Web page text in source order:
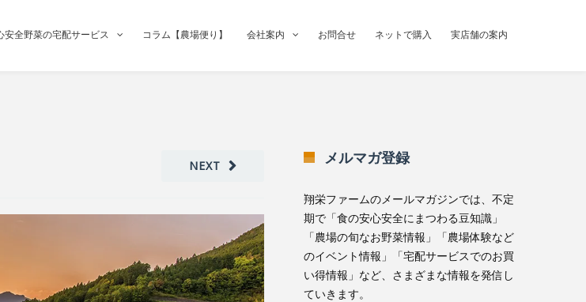
安全野菜の宅配サービス コラム【農場便り】 会社案内 お問合せ ネットで購入 実店舗の案内
NEXT メルマガ登録
翔栄ファームのメールマガジンでは、不定
期で「食の安心安全にまつわる豆知識」
「農場の旬なお野菜情報」「農場体験など
のイベント情報」「宅配サービスでのお買
い得情報」など、さまざまな情報を発信し
ていきます。